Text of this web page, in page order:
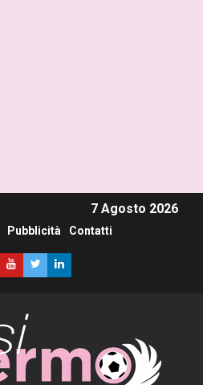
7 Agosto 2026
Pubblicità Contatti